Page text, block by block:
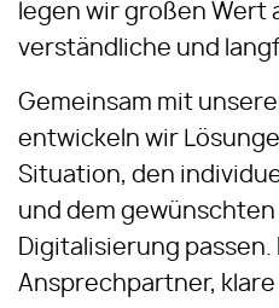
legen wir großen Wert
verständliche und
Gemeinsam mit
entwickeln wir
Situation, den
und dem gewünschten
Digitalisierung
Ansprechpartner,